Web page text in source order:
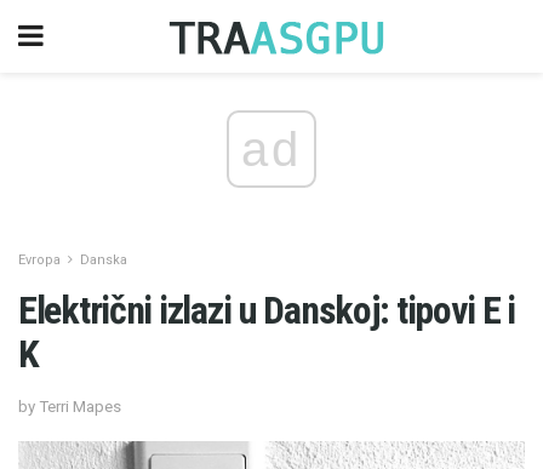
ad
Evropa Danska
Električni izlazi u Danskoj: tipovi E i
K
by Terri Mapes